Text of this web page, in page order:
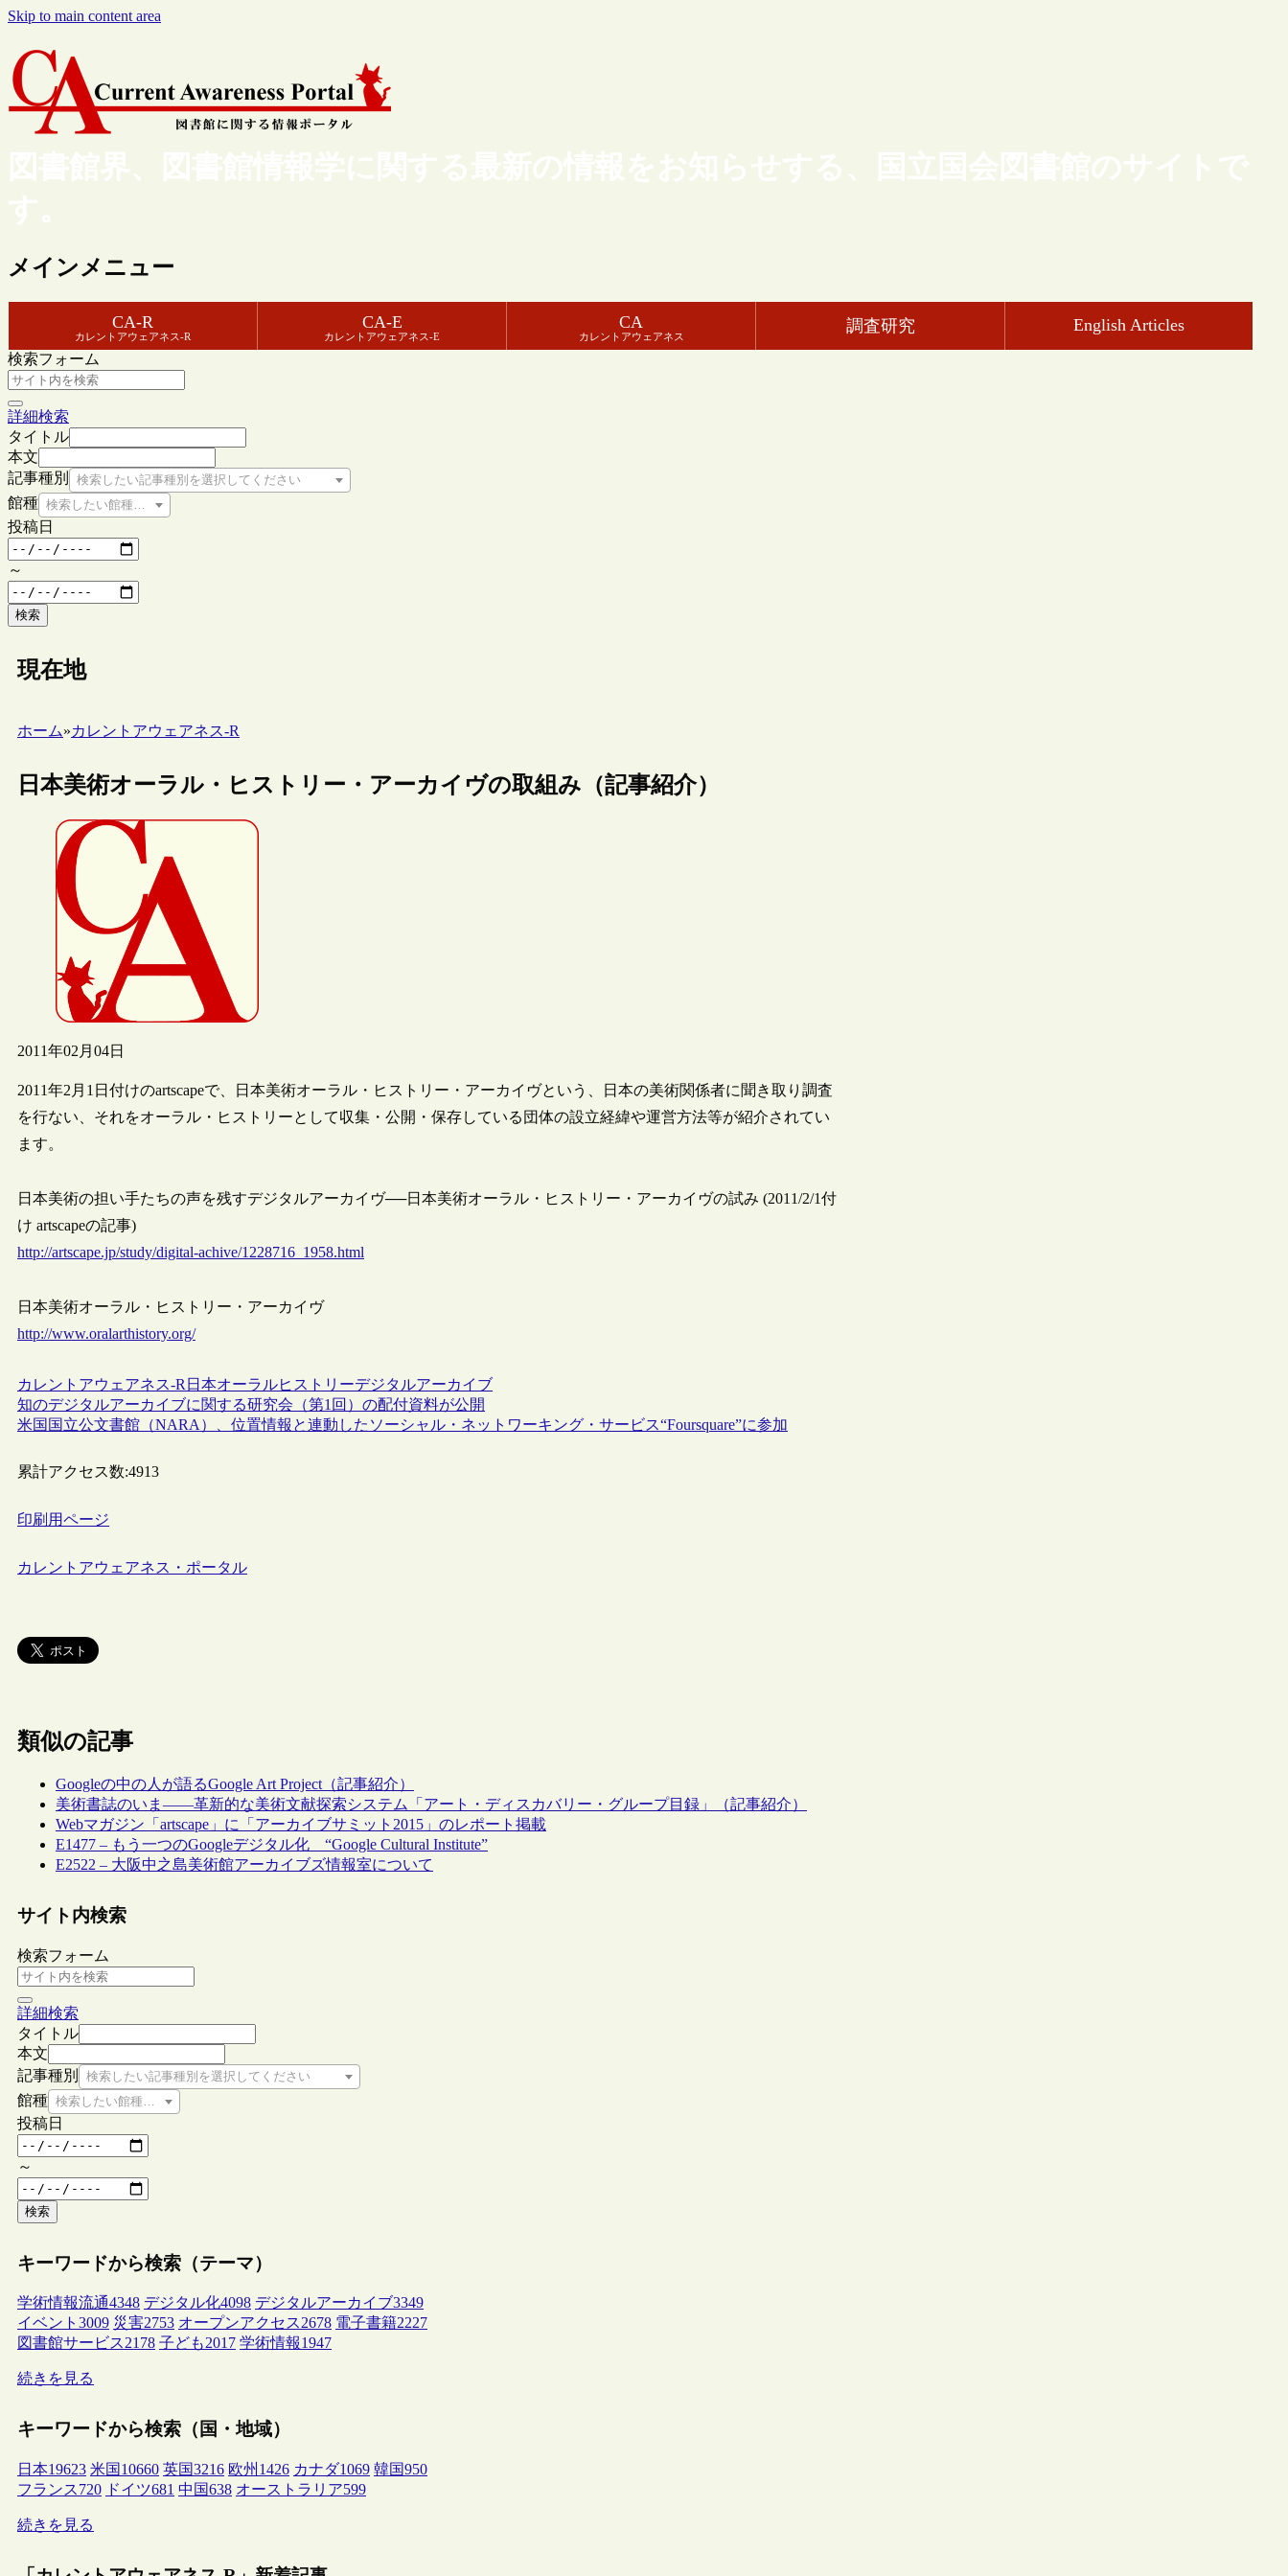
Skip to main content area
図書館界、図書館情報学に関する最新の情報をお知らせする、国立国会図書館のサイトで
す。
メインメニュー
CA-R
カレントアウェアネス-R
CA-E
カレントアウェアネス-E
CA
カレントアウェアネス
調査研究 English Articles
検索フォーム
詳細検索
タイトル
本文
記事種別
検索したい記事種別を選択してください
館種 検索したい館種を選択してください
投稿日
～
検索
現在地
ホーム»カレントアウェアネス-R
日本美術オーラル・ヒストリー・アーカイヴの取組み（記事紹介）
2011年02月04日
2011年2月1日付けのartscapeで、日本美術オーラル・ヒストリー・アーカイヴという、日本の美術関係者に聞き取り調査
を行ない、それをオーラル・ヒストリーとして収集・公開・保存している団体の設立経緯や運営方法等が紹介されてい
ます。
日本美術の担い手たちの声を残すデジタルアーカイヴ──日本美術オーラル・ヒストリー・アーカイヴの試み (2011/2/1付
け artscapeの記事)
http://artscape.jp/study/digital-achive/1228716_1958.html
日本美術オーラル・ヒストリー・アーカイヴ
http://www.oralarthistory.org/
カレントアウェアネス-R 日本オーラルヒストリーデジタルアーカイブ
知のデジタルアーカイブに関する研究会（第1回）の配付資料が公開
米国国立公文書館（NARA）、位置情報と連動したソーシャル・ネットワーキング・サービス“Foursquare”に参加
累計アクセス数:4913
印刷用ページ
カレントアウェアネス・ポータル
類似の記事
Googleの中の人が語るGoogle Art Project（記事紹介）
美術書誌のいま――革新的な美術文献探索システム「アート・ディスカバリー・グループ目録」（記事紹介）
Webマガジン「artscape」に「アーカイブサミット2015」のレポート掲載
E1477 – もう一つのGoogleデジタル化 “Google Cultural Institute”
E2522 – 大阪中之島美術館アーカイブズ情報室について
サイト内検索
検索フォーム
詳細検索
タイトル
本文
記事種別
検索したい記事種別を選択してください
館種 検索したい館種を選択してください
投稿日
～
検索
キーワードから検索（テーマ）
学術情報流通4348 デジタル化4098 デジタルアーカイブ3349
イベント 3009 災害2753 オープンアクセス2678 電子書籍2227
図書館サービス2178 子ども2017 学術情報1947
続きを見る
キーワードから検索（国・地域）
日本19623 米国 10660 英国3216 欧州 1426 カナダ1069 韓国950
フランス720 ドイツ681 中国638 オーストラリア599
続きを見る